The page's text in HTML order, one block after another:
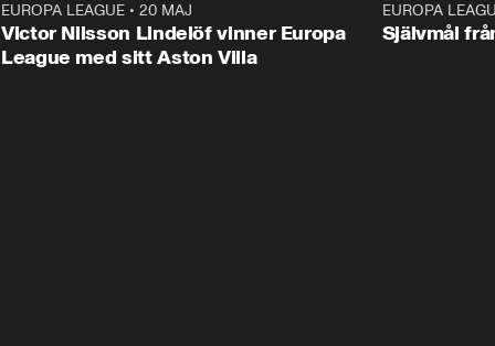
EUROPA LEAGUE • 20 MAJ
Victor Nilsson Lindelöf vinner Europa
League med sitt Aston Villa
EUROPA
Självmål